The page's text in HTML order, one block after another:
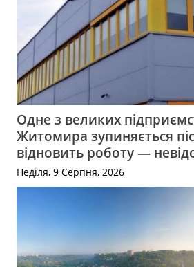
Одне з великих
Житомира зупиняється
відновить роботу —
Неділя, 9 Серпня, 2026